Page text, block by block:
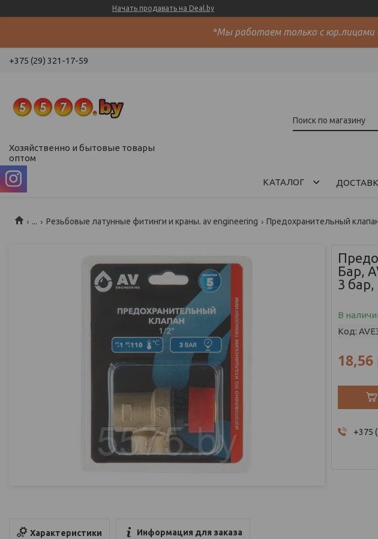
Начать продавать на Deal.by
*Мы работаем только с юр.лицами
+375 (29) 321-17-59
Хозяйственно и бытовые товары
оптом
КАТАЛОГ
... Резьбовые латунные фитинги и краны. av engineering Предохранительный клапан
Бар,
3 бар,
В
Код:
18,56
+375
Характеристики Информация для заказа